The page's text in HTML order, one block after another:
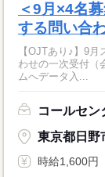
＜9月×4名
する問い合
【OJTあり♪】9
わせの一次受付（
ムへデータ入...
コールセン
東京都日野
時給1,600円